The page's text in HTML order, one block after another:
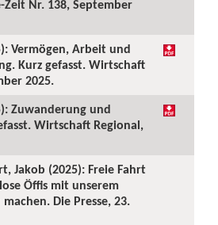
Nr. 138, September
Vermögen, Arbeit und
Kurz gefasst. Wirtschaft
2025.
Zuwanderung und
Wirtschaft Regional,
Jakob (2025): Freie Fahrt
Öffis mit unserem
Die Presse, 23.